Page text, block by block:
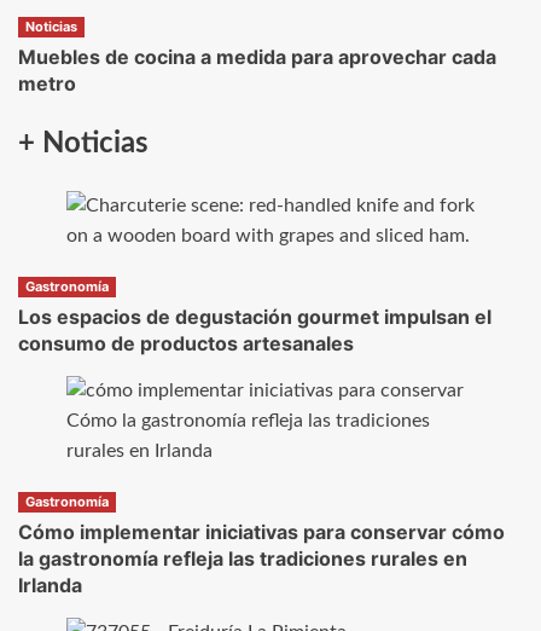
Noticias
Muebles de cocina a medida para aprovechar cada
metro
+ Noticias
Gastronomía
Los espacios de degustación gourmet impulsan el
consumo de productos artesanales
Gastronomía
Cómo implementar iniciativas para conservar cómo
la gastronomía refleja las tradiciones rurales en
Irlanda